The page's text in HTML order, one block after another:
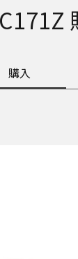
購入